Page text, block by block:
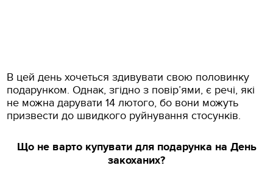
В цей день хочеться здивувати свою половинку
подарунком. Однак, згідно з повір’ями, є речі, які
не можна дарувати 14 лютого, бо вони можуть
призвести до швидкого руйнування стосунків.
Що не варто купувати для подарунка на День
закоханих?